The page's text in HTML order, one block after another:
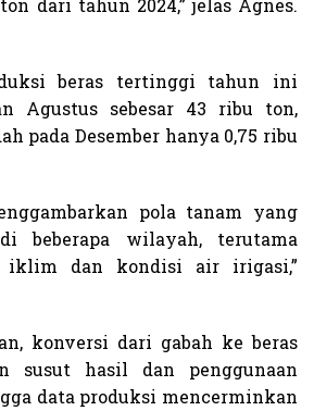
dari tahun 2024,” jelas Agnes.
beras tertinggi tahun ini
Agustus sebesar 43 ribu ton,
pada Desember hanya 0,75 ribu
pola tanam yang
beberapa wilayah, terutama
iklim dan kondisi air irigasi,”
konversi dari gabah ke beras
susut hasil dan penggunaan
data produksi mencerminkan